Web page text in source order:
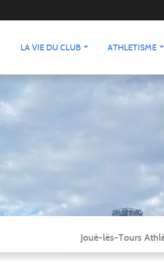
LA VIE DU CLUB ATHLETISME
Joué-lès-Tours